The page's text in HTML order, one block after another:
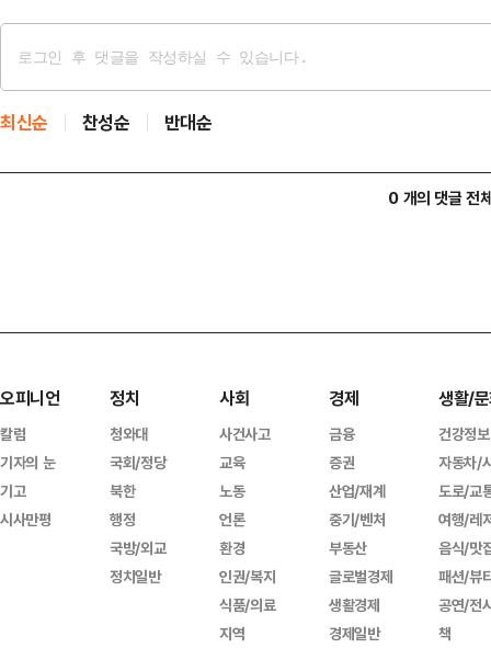
최신순 찬성순 반대순
0 개의 댓글 전
오피니언
칼럼
기자의 눈
기고
시사만평
정치
청와대
국회/정당
북한
행정
국방/외교
정치일반
사회
사건사고
교육
노동
언론
환경
인권/복지
식품/의료
지역
경제
금융
증권
산업/재계
중기/벤처
부동산
글로벌경제
생활경제
경제일반
생활/
건강정보
자동차/
도로/교
여행/레
음식/맛
패션/뷰
공연/전
책